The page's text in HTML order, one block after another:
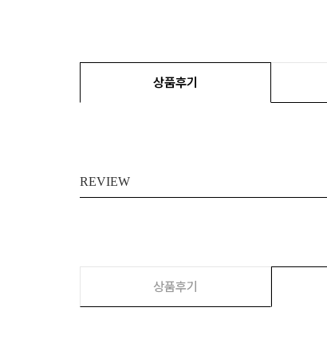
상품후기
REVIEW
상품후기